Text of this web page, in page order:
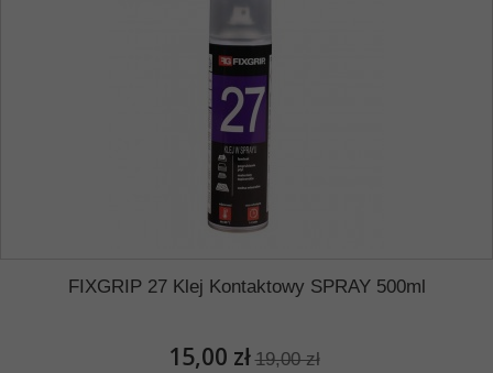
FIXGRIP 27 Klej Kontaktowy SPRAY 500ml
15,00 zł 19,00 zł